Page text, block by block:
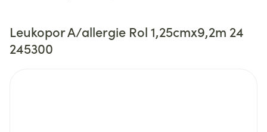
Leukopor A/allergie Rol 1,25cmx9,2m 24
245300